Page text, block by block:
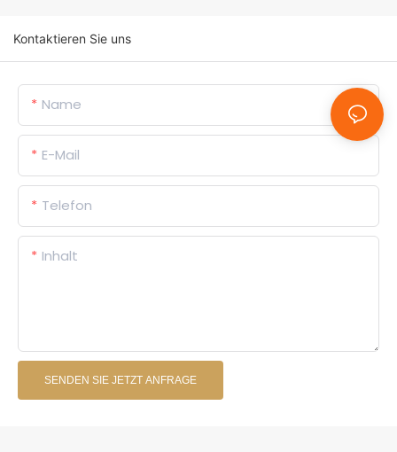
Kontaktieren Sie uns
Name
E-Mail
Telefon
Inhalt
SENDEN SIE JETZT ANFRAGE